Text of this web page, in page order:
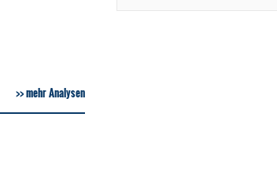
mehr Analysen